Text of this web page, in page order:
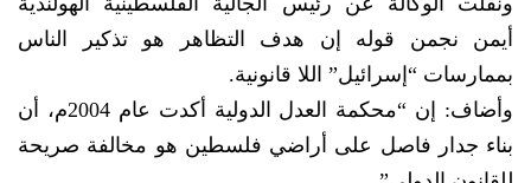
أيمن نجمن قوله إن هدف التظاهر هو تذكير الناس
بممارسات “إسرائيل” اللا قانونية.
وأضاف: إن “محكمة العدل الدولية أكدت عام 2004م، أن
بناء جدار فاصل على أراضي فلسطين هو مخالفة صريحة